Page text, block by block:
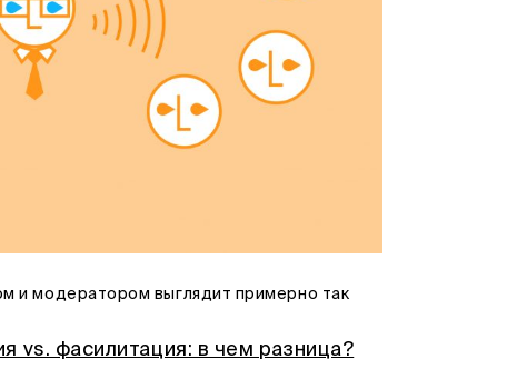
и модератором выглядит примерно так
vs. фасилитация: в чем разница?